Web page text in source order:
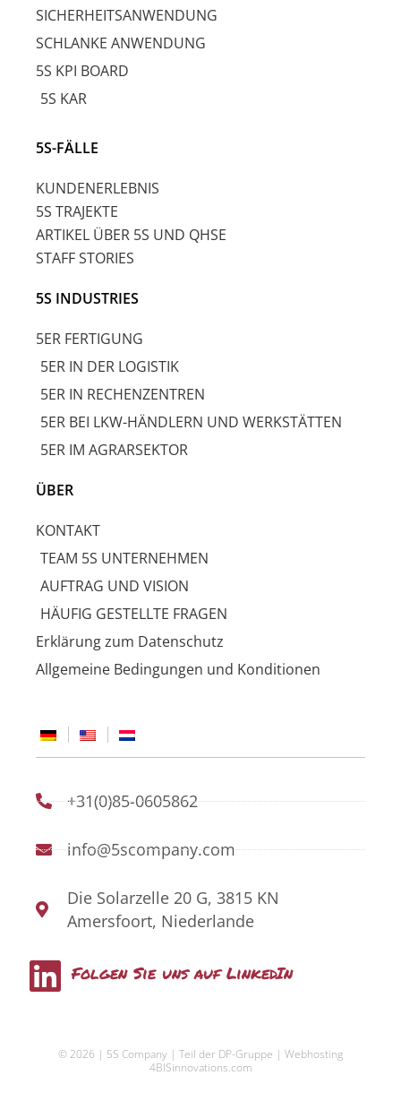
SICHERHEITSANWENDUNG
SCHLANKE ANWENDUNG
5S KPI BOARD
5S KAR
5S-FÄLLE
KUNDENERLEBNIS
5S TRAJEKTE
ARTIKEL ÜBER 5S UND QHSE
STAFF STORIES
5S INDUSTRIES
5ER FERTIGUNG
5ER IN DER LOGISTIK
5ER IN RECHENZENTREN
5ER BEI LKW-HÄNDLERN UND WERKSTÄTTEN
5ER IM AGRARSEKTOR
ÜBER
KONTAKT
TEAM 5S UNTERNEHMEN
AUFTRAG UND VISION
HÄUFIG GESTELLTE FRAGEN
Erklärung zum Datenschutz
Allgemeine Bedingungen und Konditionen
+31(0)85-0605862
info@5scompany.com
Die Solarzelle 20 G, 3815 KN
Amersfoort, Niederlande
L
i
n
k
Folgen Sie uns auf LinkedIn
© 2026 | 5S Company | Teil der DP-Gruppe | Webhosting
4BISinnovations.com